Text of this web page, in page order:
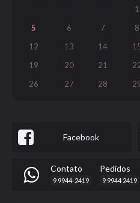
1
5
6 7 8
12
13 14
19
20 21
26
27 28
Facebook
Contato
9 9944-2419
Pedidos
9 9944 2419